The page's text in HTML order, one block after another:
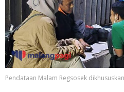
Pendataan Malam Regsosek